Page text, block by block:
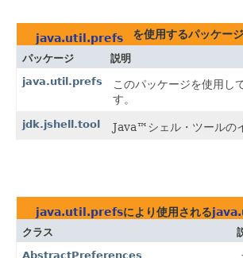
java.util.prefs を使用するパッケージ
パッケージ
説明
java.util.prefs
このパッケージを使用し
す。
jdk.jshell.tool Java™シェル・ツールの
java.util.prefsにより使用される
クラス
AbstractPreferences